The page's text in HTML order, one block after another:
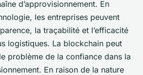
d’approvisionnement. En
les entreprises peuvent
la traçabilité et l’efficacité
logistiques. La blockchain peut
problème de la confiance dans la
En raison de la nature